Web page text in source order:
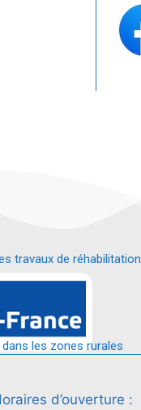
travaux de réhabilitation
les zones rurales
d’ouverture :